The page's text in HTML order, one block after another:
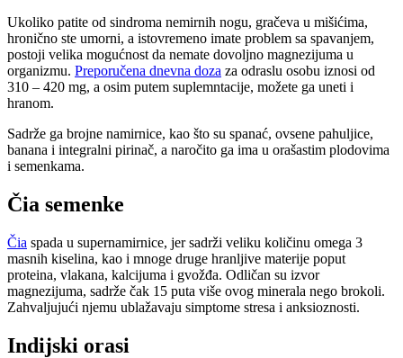
Ukoliko patite od sindroma nemirnih nogu, gračeva u mišićima,
hronično ste umorni, a istovremeno imate problem sa spavanjem,
postoji velika mogućnost da nemate dovoljno magnezijuma u
organizmu. Preporučena dnevna doza za odraslu osobu iznosi od
310 – 420 mg, a osim putem suplemntacije, možete ga uneti i
hranom.
Sadrže ga brojne namirnice, kao što su spanać, ovsene pahuljice,
banana i integralni pirinač, a naročito ga ima u orašastim plodovima
i semenkama.
Čia semenke
Čia spada u supernamirnice, jer sadrži veliku količinu omega 3
masnih kiselina, kao i mnoge druge hranljive materije poput
proteina, vlakana, kalcijuma i gvožđa. Odličan su izvor
magnezijuma, sadrže čak 15 puta više ovog minerala nego brokoli.
Zahvaljujući njemu ublažavaju simptome stresa i anksioznosti.
Indijski orasi